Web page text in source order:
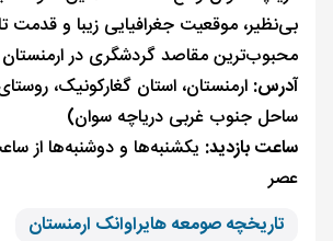
بی‌نظیر، موقعیت جغرافیایی زیبا و قدمت
محبوب‌ترین مقاصد گردشگری در
آدرس: ارمنستان، استان گغارکونیک،
ساحل جنوب غربی دریاچه سوان)
ساعت بازدید:
عصر
تاریخچه صومعه هایراوانک ارمنستان